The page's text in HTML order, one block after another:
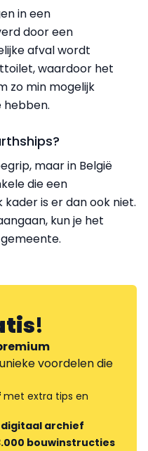
in een
door een
afval wordt
waardoor het
zo min mogelijk
maar in België
die een
is er dan ook niet.
kun je het
!
voordelen die
met extra tips en
digitaal archief
bouwinstructies